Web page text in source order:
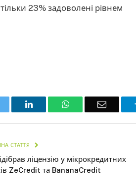
23% задоволені рівнем
LinkedIn WhatsAppEmail
СТАТТЯ
ліцензію у мікрокредитних
ZeCredit та BananaCredit